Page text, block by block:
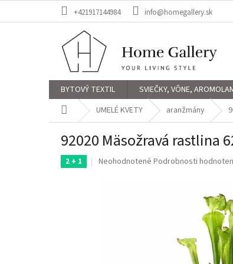
+421917144984 info@homegallery.sk
BYTOVÝ TEXTIL SVIEČKY, VÔNE,
DomovUMELÉ KVETY aranžmány
92020 Mäsožravá rastlina
2 + 1
Priemerné
Neohodnotené Podrobnosti